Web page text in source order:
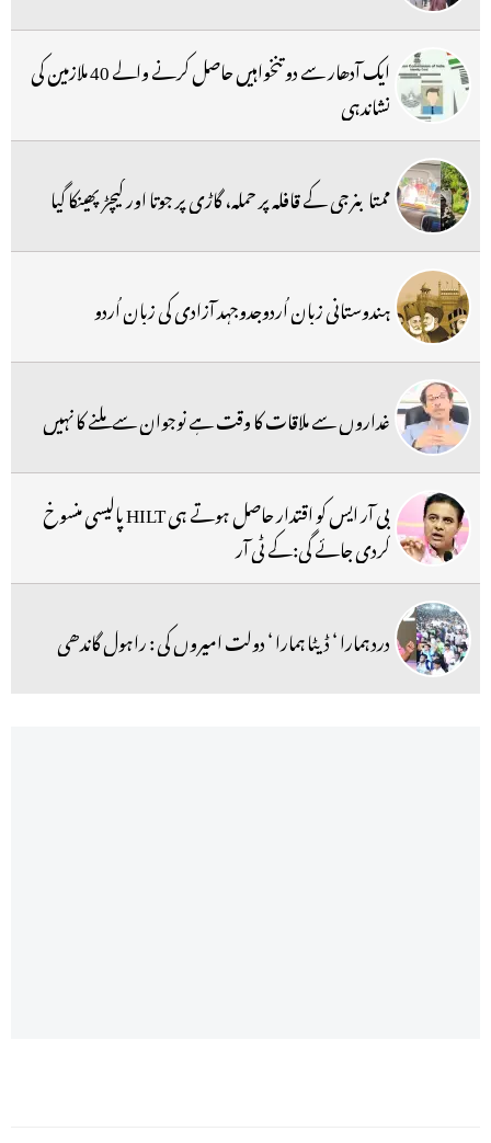
ایک آدھار سے دو تنخواہیں حاصل کرنے والے 40 ملازمین کی
نشاندہی
ممتا بنرجی کے قافلہ پر حملہ، گاڑی پر جوتا اور کیچڑ پھینکا گیا
ہندوستانی زبان اُردوجدوجہد آزادی کی زبان اُردو
غداروں سے ملاقات کا وقت ہے نوجوان سے ملنے کا نہیں
بی آر ایس کو اقتدار حاصل ہوتے ہی HILT پالیسی منسوخ
کردی جائے گی:کے ٹی آر
درد ہمارا ‘ ڈیٹا ہمارا ‘ دولت امیروں کی : راہول گاندھی